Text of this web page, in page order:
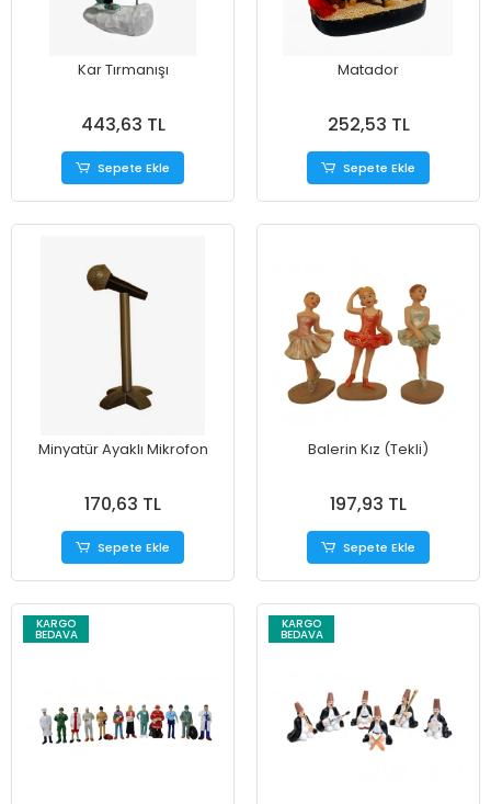
Kar Tırmanışı
443,63 TL
Sepete Ekle
Matador
252,53 TL
Sepete Ekle
Minyatür Ayaklı Mikrofon
170,63 TL
Sepete Ekle
Balerin Kız (Tekli)
197,93 TL
Sepete Ekle
KARGO
BEDAVA
KARGO
BEDAVA